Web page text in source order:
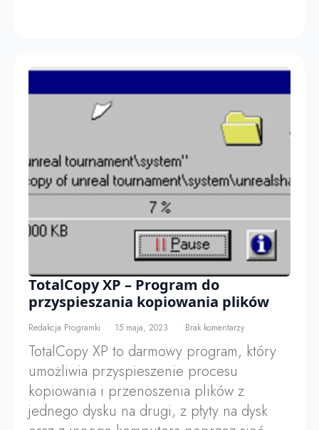
TotalCopy XP – Program do
przyspieszania kopiowania plików
Redakcja Programki 15 maja, 2023 Brak komentarzy
TotalCopy XP to darmowy program, który
umożliwia przyspieszenie procesu
kopiowania i przenoszenia plików z
jednego dysku na drugi, z płyty na dysk